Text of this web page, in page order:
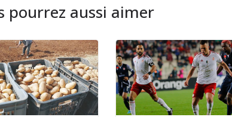
pourrez aussi aimer